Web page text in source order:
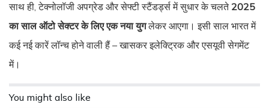
साथ ही, टेक्नोलॉजी अपग्रेड और सेफ्टी स्टैंडर्ड्स में सुधार के चलते 2025
का साल ऑटो सेक्टर के लिए एक नया युगलेकर आएगा। इसी साल भारत में
कई नई कारें लॉन्च होने वाली हैं – खासकर इलेक्ट्रिक और एसयूवी सेगमेंट
में।
You might also like